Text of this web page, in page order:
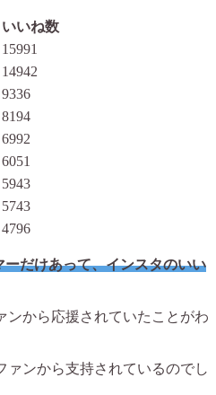
いいね数
15991
14942
9336
8194
6992
6051
5943
5743
4796
だけあって、インスタのいい
ンから応援されていたことがわ
ァンから支持されているのでし